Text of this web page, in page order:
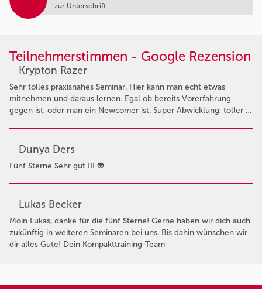
zur Unterschrift
Teilnehmerstimmen - Google Rezension
Krypton Razer
Sehr tolles praxisnahes Seminar. Hier kann man echt etwas
mitnehmen und daraus lernen. Egal ob bereits Vorerfahrung
gegen ist, oder man ein Newcomer ist. Super Abwicklung, toller …
Dunya Ders
Fünf Sterne Sehr gut 👍🏻👽
Lukas Becker
Moin Lukas, danke für die fünf Sterne! Gerne haben wir dich auch
zukünftig in weiteren Seminaren bei uns. Bis dahin wünschen wir
dir alles Gute! Dein Kompakttraining-Team